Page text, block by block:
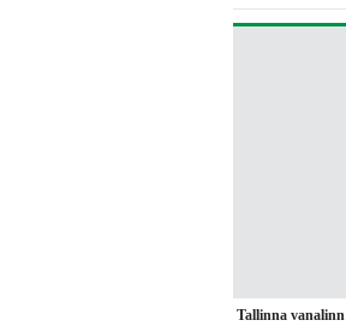
Tallinna vanalinn